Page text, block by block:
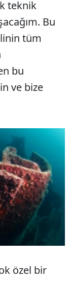
teknik
Bu
tüm
bu
ve bize
özel bir